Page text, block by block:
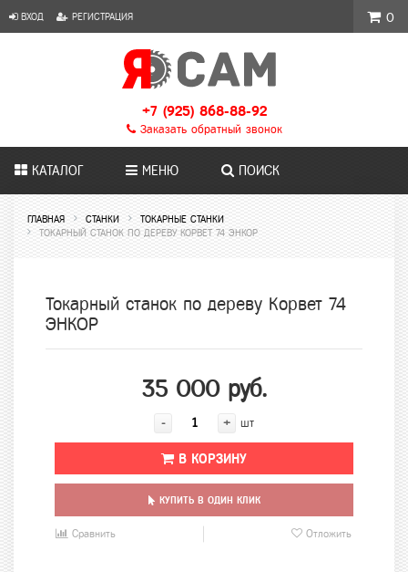
ВХОД РЕГИСТРАЦИЯ
+7 (925) 868-88-92
Заказать обратный звонок
КАТАЛОГ МЕНЮ ПОИСК
ГЛАВНАЯ СТАНКИ
ТОКАРНЫЕ СТАНКИ
ТОКАРНЫЙ СТАНОК ПО ДЕРЕВУ КОРВЕТ 74 ЭНКОР
Токарный станок по дереву Корвет 74
ЭНКОР
35 000 руб.
- + шт
В КОРЗИНУ
КУПИТЬ В ОДИН КЛИК
Сравнить Отложить
0